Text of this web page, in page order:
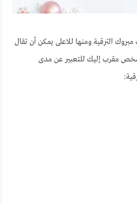
الترقية ومنها للاعلى يمكن أن تقال
مقرب إليك للتعبير عن مدى